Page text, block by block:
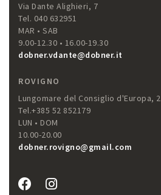
Via Dante Alighieri, 7
Tel. 040 632951
MAR • SAB
9.00-12.30 • 16.00-19.30
dobner.vdante@dobner.it
ROVIGNO
Lungomare del Consiglio d'Europa, 2
Tel.+385 52 852179
LUN • DOM
10.00-20.00
dobner.rovigno@gmail.com